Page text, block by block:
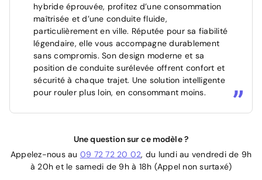
hybride éprouvée, profitez d’une consommation
maîtrisée et d’une conduite fluide,
particulièrement en ville. Réputée pour sa fiabilité
légendaire, elle vous accompagne durablement
sans compromis. Son design moderne et sa
position de conduite surélevée offrent confort et
sécurité à chaque trajet. Une solution intelligente
pour rouler plus loin, en consommant moins.
Une question sur ce modèle ?
Appelez-nous au 09 72 72 20 02, du lundi au vendredi de 9h
à 20h et le samedi de 9h à 18h (Appel non surtaxé)